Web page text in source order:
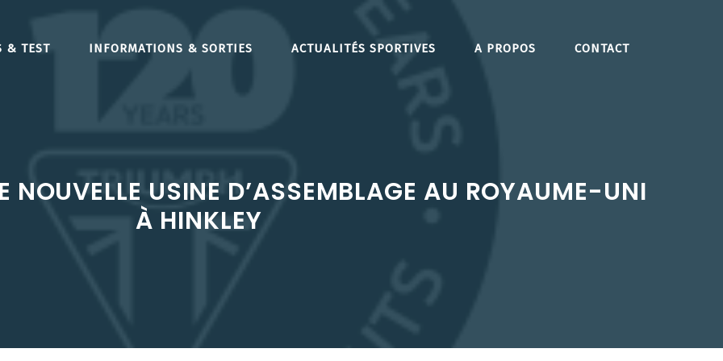
& TEST INFORMATIONS & SORTIES ACTUALITÉS SPORTIVES A PROPOS CONTACT
NOUVELLE USINE D’ASSEMBLAGE AU ROYAUME-UNI
À HINKLEY